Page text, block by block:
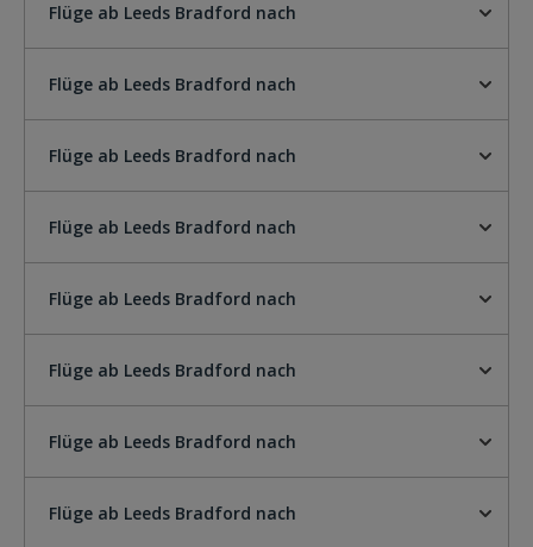
Flüge ab Leeds Bradford nach
Flüge ab Leeds Bradford nach
Flüge ab Leeds Bradford nach
Flüge ab Leeds Bradford nach
Flüge ab Leeds Bradford nach
Flüge ab Leeds Bradford nach
Flüge ab Leeds Bradford nach
Flüge ab Leeds Bradford nach